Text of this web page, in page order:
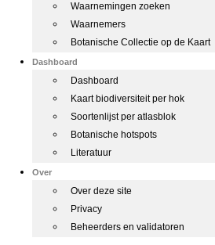
Waarnemingen zoeken
Waarnemers
Botanische Collectie op de Kaart
Dashboard
Dashboard
Kaart biodiversiteit per hok
Soortenlijst per atlasblok
Botanische hotspots
Literatuur
Over
Over deze site
Privacy
Beheerders en validatoren